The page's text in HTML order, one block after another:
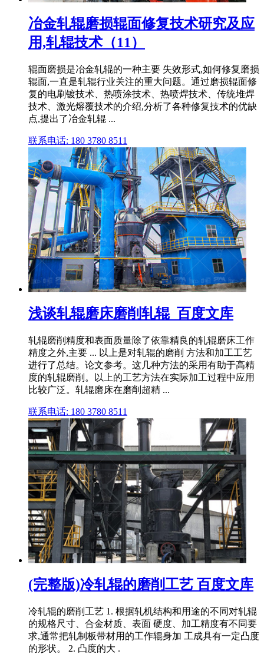
冶金轧辊磨损辊面修复技术研究及应
用,轧辊技术（11）
辊面磨损是冶金轧辊的一种主要 失效形式,如何修复磨损
辊面,一直是轧辊行业关注的重大问题。通过磨损辊面修
复的电刷镀技术、热喷涂技术、热喷焊技术、传统堆焊
技术、激光熔覆技术的介绍,分析了各种修复技术的优缺
点,提出了冶金轧辊 ...
联系电话: 180 3780 8511
浅谈轧辊磨床磨削轧辊_百度文库
轧辊磨削精度和表面质量除了依靠精良的轧辊磨床工作
精度之外,主要 ... 以上是对轧辊的磨削 方法和加工工艺
进行了总结。论文参考。这几种方法的采用有助于高精
度的轧辊磨削。以上的工艺方法在实际加工过程中应用
比较广泛。轧辊磨床在磨削超精 ...
联系电话: 180 3780 8511
(完整版)冷轧辊的磨削工艺 百度文库
冷轧辊的磨削工艺 1. 根据轧机结构和用途的不同对轧辊
的规格尺寸、合金材质、表面 硬度、加工精度有不同要
求,通常把轧制板带材用的工作辊身加 工成具有一定凸度
的形状。 2. 凸度的大 .